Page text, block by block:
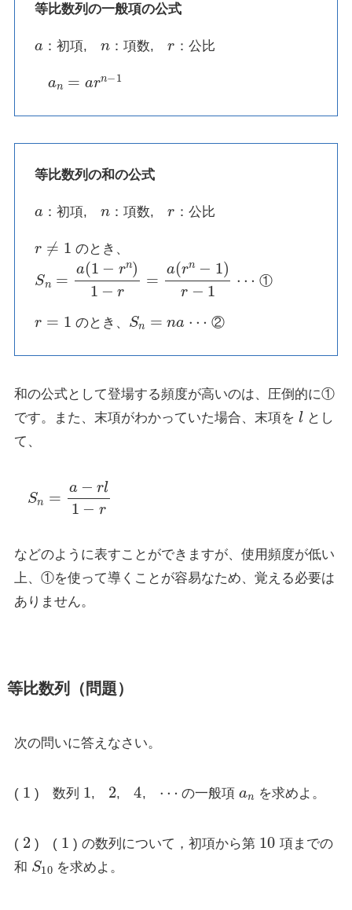
等比数列の一般項の公式
：初項, ：項数, ：公比
−
等比数列の和の公式
：初項, ：項数, ：公比
1
のとき、
S (1−r n) 1−r rn−1)r− 1
①
のとき、
Sn
②
和の公式として登場する頻度が高いのは、圧倒的に①
です。また、末項がわかっていた場合、末項を
l
とし
て、
Sn −r l1−r
などのように表すことができますが、使用頻度が低い
上、①を使って導くことが容易なため、覚える必要は
ありません。
等比数列（問題）
次の問いに答えなさい。
(
1
) 数列
1
,
2
,
4
, の一般項 を求めよ。
(
2
) (
1
) の数列について，初項から第
10
項までの
和
S10
を求めよ。